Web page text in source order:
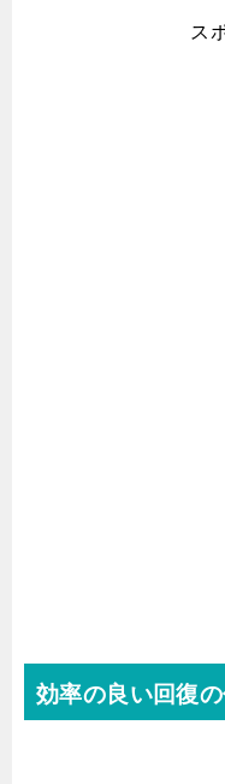
ス
効率の良い回復